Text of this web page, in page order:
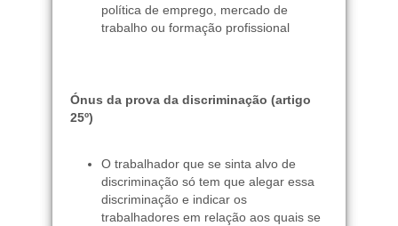
política de emprego, mercado de
trabalho ou formação profissional
Ónus da prova da discriminação (artigo
25º)
O trabalhador que se sinta alvo de
discriminação só tem que alegar essa
discriminação e indicar os
trabalhadores em relação aos quais se